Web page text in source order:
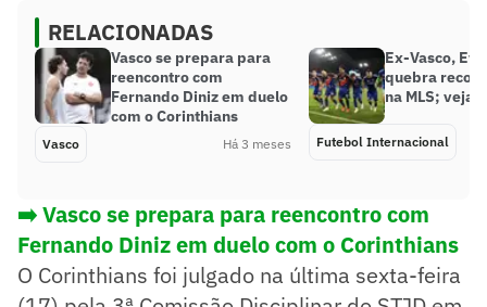
RELACIONADAS
Vasco se prepara para
reencontro com
Fernando Diniz em duelo
com o Corinthians
Vasco Há 3 meses
Ex-Vasco,
quebra
na MLS; veja
Futebol Internacional
➡️Vasco se prepara para reencontro com
Fernando Diniz em duelo com o Corinthians
O Corinthians foi julgado na última sexta-feira